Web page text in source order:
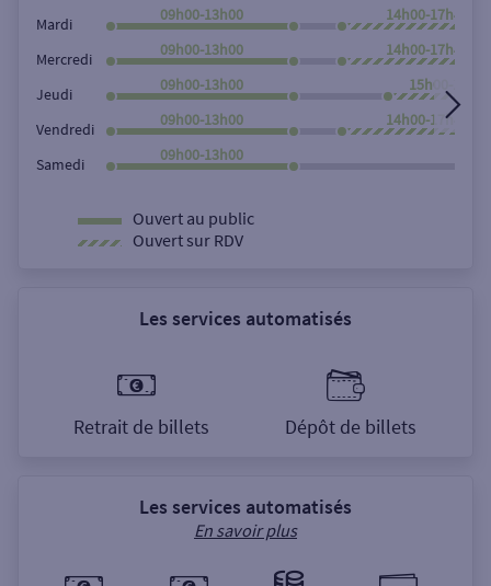
Rechercher
Mardi
09h00-13h00 14h00-17h45
Mercredi
09h00-13h00 14h00-17h45
Jeudi
09h00-13h00 15h00-
Vendredi
09h00-13h00 14h00-17h45
Samedi
09h00-13h00
Ouvert au public
Ouvert sur RDV
Les services automatisés
Retrait de billets Dépôt de billets
Les services automatisés
En savoir plus